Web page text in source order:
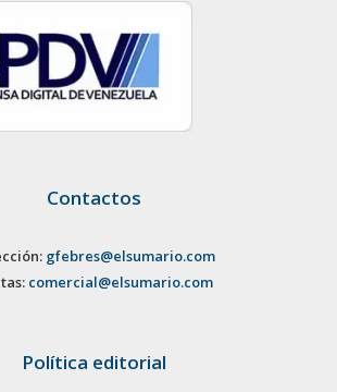
Contactos
gfebres@elsumario.com
comercial@elsumario.com
Política editorial